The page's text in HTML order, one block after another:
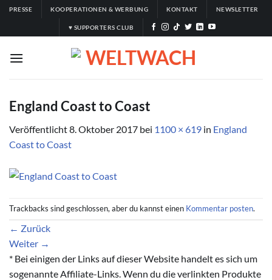
Zum
springen
PRESSE KOOPERATIONEN & WERBUNG KONTAKT NEWSLETTER
♥ SUPPORTERS CLUB
England Coast to Coast
Veröffentlicht8. Oktober 2017 bei 1100 × 619 in England
Coast to Coast
Trackbacks sind geschlossen, aber du kannst einen Kommentar posten.
← Zurück
Weiter →
* Bei einigen der Links auf dieser Website handelt es sich um
sogenannte Affiliate-Links. Wenn du die verlinkten Produkte